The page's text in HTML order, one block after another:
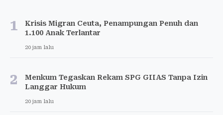
1
Krisis Migran Ceuta, Penampungan Penuh dan
1.100 Anak Terlantar
20 jam lalu
2
Menkum Tegaskan Rekam SPG GIIAS Tanpa Izin
Langgar Hukum
20 jam lalu